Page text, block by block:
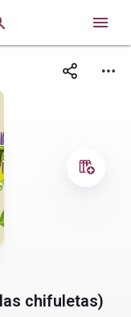

chifuletas)